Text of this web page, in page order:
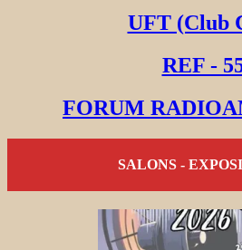
UFT (Club
REF -
FORUM
SALONS -